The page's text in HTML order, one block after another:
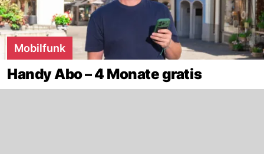
Mobilfunk
Handy Abo – 4 Monate gratis